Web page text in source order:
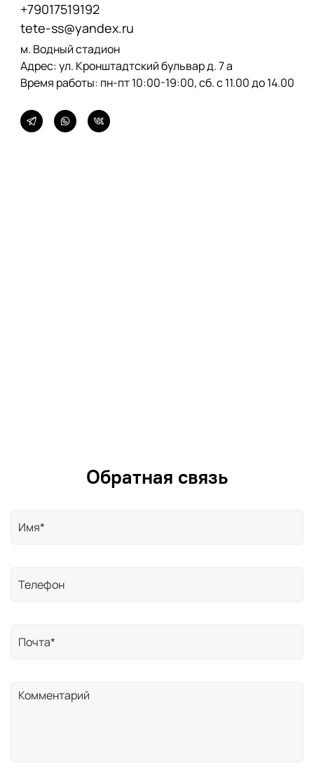
+79017519192
tete-ss@yandex.ru
м. Водный стадион
Адрес: ул. Кронштадтский бульвард. 7 а
Время работы: пн-пт 10:00-19:00, сб. с 11.00 до 14.00
Обратная связь